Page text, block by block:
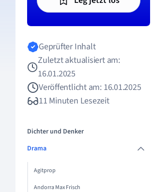
Geprüfter Inhalt
Zuletzt aktualisiert am:
16.01.2025
Veröffentlicht am: 16.01.2025
11 Minuten Lesezeit
Dichter und Denker
Drama
Agitprop
Andorra Max Frisch